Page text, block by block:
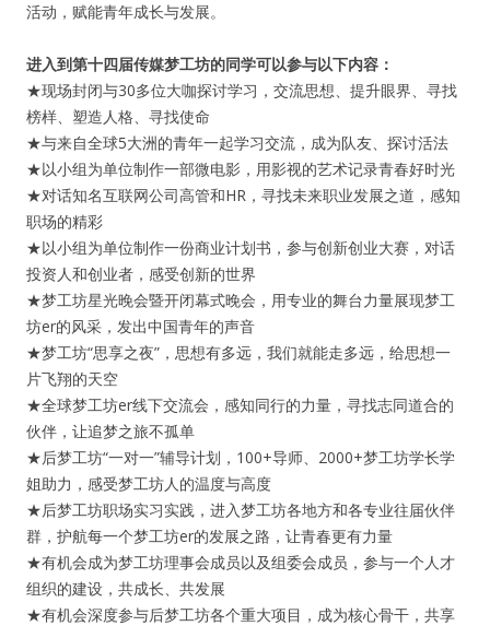
活动，赋能青年成长与发展。
进入到第十四届传媒梦工坊的同学可以参与以下内容：
★现场封闭与30多位大咖探讨学习，交流思想、提升眼界、寻找
榜样、塑造人格、寻找使命
★与来自全球5大洲的青年一起学习交流，成为队友、探讨活法
★以小组为单位制作一部微电影，用影视的艺术记录青春好时光
★对话知名互联网公司高管和HR，寻找未来职业发展之道，感知
职场的精彩
★以小组为单位制作一份商业计划书，参与创新创业大赛，对话
投资人和创业者，感受创新的世界
★梦工坊星光晚会暨开闭幕式晚会，用专业的舞台力量展现梦工
坊er的风采，发出中国青年的声音
★梦工坊“思享之夜”，思想有多远，我们就能走多远，给思想一
片飞翔的天空
★全球梦工坊er线下交流会，感知同行的力量，寻找志同道合的
伙伴，让追梦之旅不孤单
★后梦工坊“一对一”辅导计划，100+导师、2000+梦工坊学长学
姐助力，感受梦工坊人的温度与高度
★后梦工坊职场实习实践，进入梦工坊各地方和各专业往届伙伴
群，护航每一个梦工坊er的发展之路，让青春更有力量
★有机会成为梦工坊理事会成员以及组委会成员，参与一个人才
组织的建设，共成长、共发展
★有机会深度参与后梦工坊各个重大项目，成为核心骨干，共享